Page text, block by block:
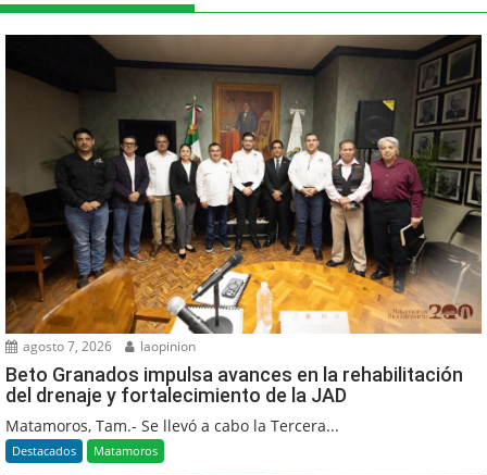
agosto 7, 2026 laopinion
Beto Granados impulsa avances en la rehabilitación
del drenaje y fortalecimiento de la JAD
Matamoros, Tam.- Se llevó a cabo la Tercera...
Destacados Matamoros